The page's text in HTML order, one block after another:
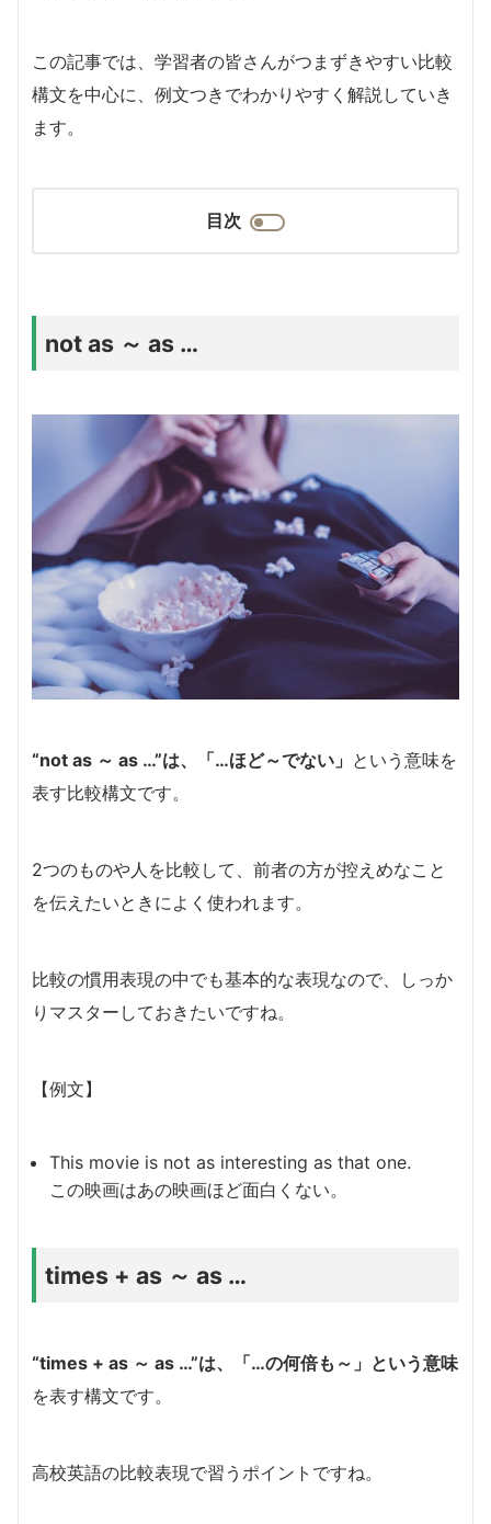
この記事では、学習者の皆さんがつまずきやすい比較
構文を中心に、例文つきでわかりやすく解説していき
ます。
目次
not as ～ as …
“not as ～ as …”は、「…ほど～でない」 という意味を
表す比較構文です。
2つのものや人を比較して、前者の方が控えめなこと
を伝えたいときによく使われます。
比較の慣用表現の中でも基本的な表現なので、しっか
りマスターしておきたいですね。
【例文】
This movie is not as interesting as that one.
この映画はあの映画ほど面白くない。
times + as ～ as …
“times + as ～ as …”は、「…の何倍も～」という意味
を表す構文です。
高校英語の比較表現で習うポイントですね。